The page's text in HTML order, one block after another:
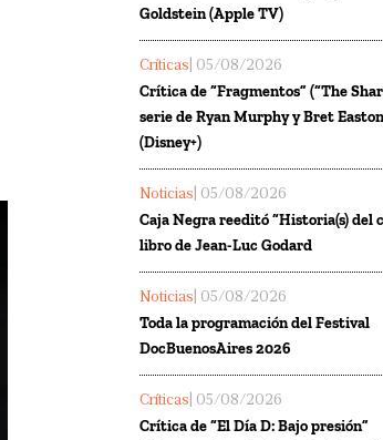
Goldstein (Apple TV)
Críticas | 05/08/2026
Crítica de “Fragmentos” (“The
serie de Ryan Murphy y Bret
(Disney+)
Noticias | 05/08/2026
Caja Negra reeditó “Historia(s) del
libro de Jean-Luc Godard
Noticias | 05/08/2026
Toda la programación del Festival
DocBuenosAires 2026
Críticas | 05/08/2026
Crítica de “El Día D: Bajo presión”